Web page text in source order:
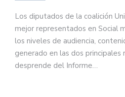
Los diputados de la coalición
mejor representados en Social
los niveles de audiencia,
generado en las dos principales
desprende del Informe…